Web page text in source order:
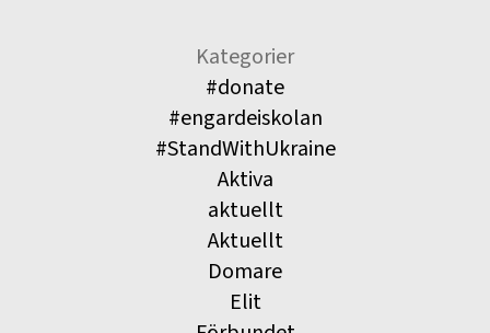
Kategorier
#donate
#engardeiskolan
#StandWithUkraine
Aktiva
aktuellt
Aktuellt
Domare
Elit